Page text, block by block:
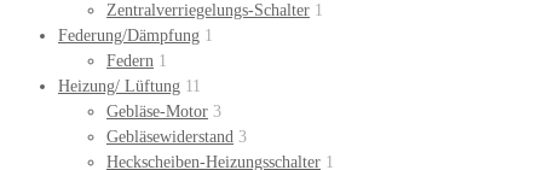
Zentralverriegelungs-Schalter 1
Federung/Dämpfung 1
Federn 1
Heizung/ Lüftung 11
Gebläse-Motor 3
Gebläsewiderstand 3
Heckscheiben-Heizungsschalter 1